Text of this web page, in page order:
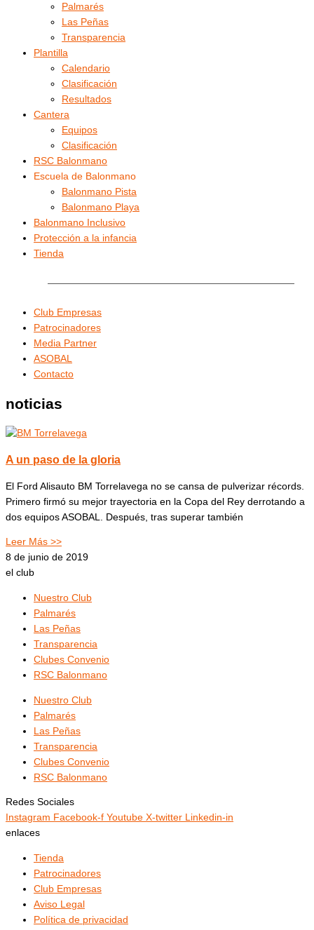
Palmarés
Las Peñas
Transparencia
Plantilla
Calendario
Clasificación
Resultados
Cantera
Equipos
Clasificación
RSC Balonmano
Escuela de Balonmano
Balonmano Pista
Balonmano Playa
Balonmano Inclusivo
Protección a la infancia
Tienda
Club Empresas
Patrocinadores
Media Partner
ASOBAL
Contacto
noticias
A un paso de la gloria
El Ford Alisauto BM Torrelavega no se cansa de pulverizar récords.
Primero firmó su mejor trayectoria en la Copa del Rey derrotando a
dos equipos ASOBAL. Después, tras superar también
Leer Más >>
8 de junio de 2019
el club
Nuestro Club
Palmarés
Las Peñas
Transparencia
Clubes Convenio
RSC Balonmano
Nuestro Club
Palmarés
Las Peñas
Transparencia
Clubes Convenio
RSC Balonmano
Redes Sociales
Instagram Facebook-f Youtube X-twitter Linkedin-in
enlaces
Tienda
Patrocinadores
Club Empresas
Aviso Legal
Política de privacidad